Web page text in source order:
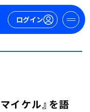
ログイン
イケル』を語